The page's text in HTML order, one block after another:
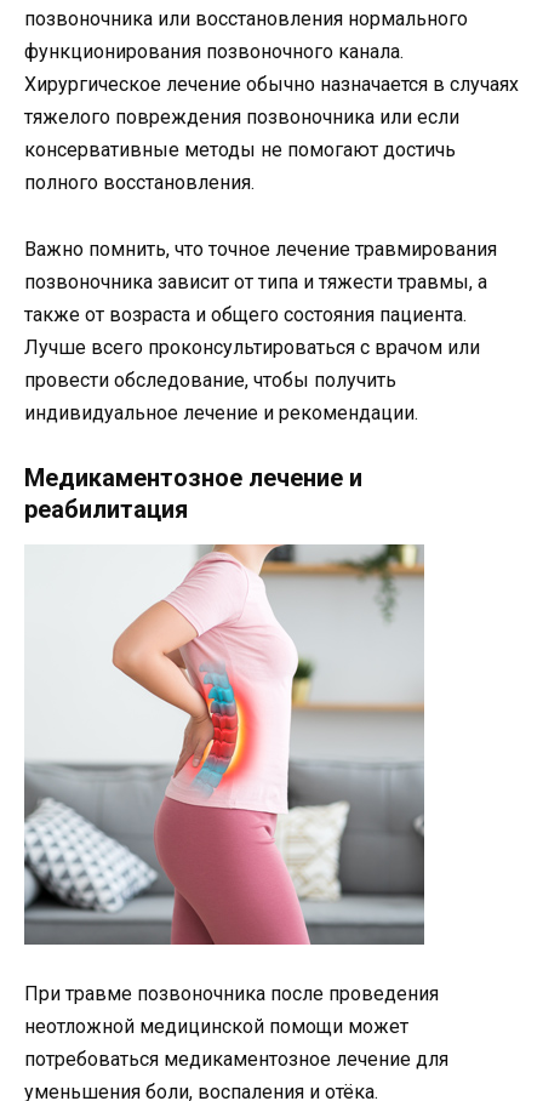
позвоночника или восстановления нормального
функционирования позвоночного канала.
Хирургическое лечение обычно назначается в случаях
тяжелого повреждения позвоночника или если
консервативные методы не помогают достичь
полного восстановления.
Важно помнить, что точное лечение травмирования
позвоночника зависит от типа и тяжести травмы, а
также от возраста и общего состояния пациента.
Лучше всего проконсультироваться с врачом или
провести обследование, чтобы получить
индивидуальное лечение и рекомендации.
Медикаментозное лечение и
реабилитация
При травме позвоночника после проведения
неотложной медицинской помощи может
потребоваться медикаментозное лечение для
уменьшения боли, воспаления и отёка.